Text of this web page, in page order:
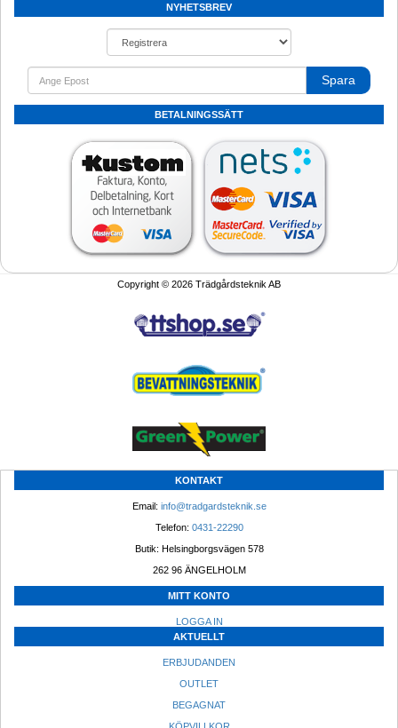
NYHETSBREV
Spara
BETALNINGSSÄTT
Copyright © 2026 Trädgårdsteknik AB
KONTAKT
Email: info@tradgardsteknik.se
Telefon: 0431-22290
Butik: Helsingborgsvägen 578
262 96 ÄNGELHOLM
MITT KONTO
LOGGA IN
AKTUELLT
ERBJUDANDEN
OUTLET
BEGAGNAT